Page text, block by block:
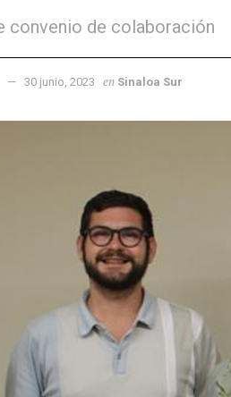
convenio de colaboración
30 junio, 2023 en Sinaloa Sur